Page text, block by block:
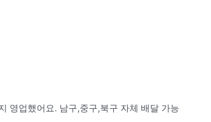
영업했어요. 남구,중구,북구 자체 배달 가능